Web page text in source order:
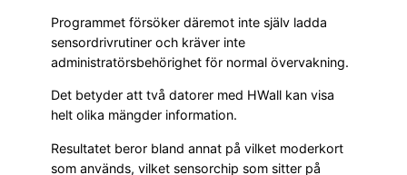
Programmet försöker däremot inte själv ladda
sensordrivrutiner och kräver inte
administratörsbehörighet för normal övervakning.
Det betyder att två datorer med HWall kan visa
helt olika mängder information.
Resultatet beror bland annat på vilket moderkort
som används, vilket sensorchip som sitter på